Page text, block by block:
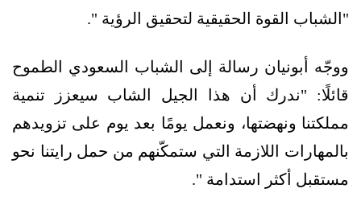
"الشباب القوة الحقيقية لتحقيق الرؤية ".
ووجّه أبونيان رسالة إلى الشباب السعودي الطموح
قائلًا: "ندرك أن هذا الجيل الشاب سيعزز تنمية
مملكتنا ونهضتها، ونعمل يومًا بعد يوم على تزويدهم
بالمهارات اللازمة التي ستمكّنهم من حمل رايتنا نحو
مستقبل أكثر استدامة ".